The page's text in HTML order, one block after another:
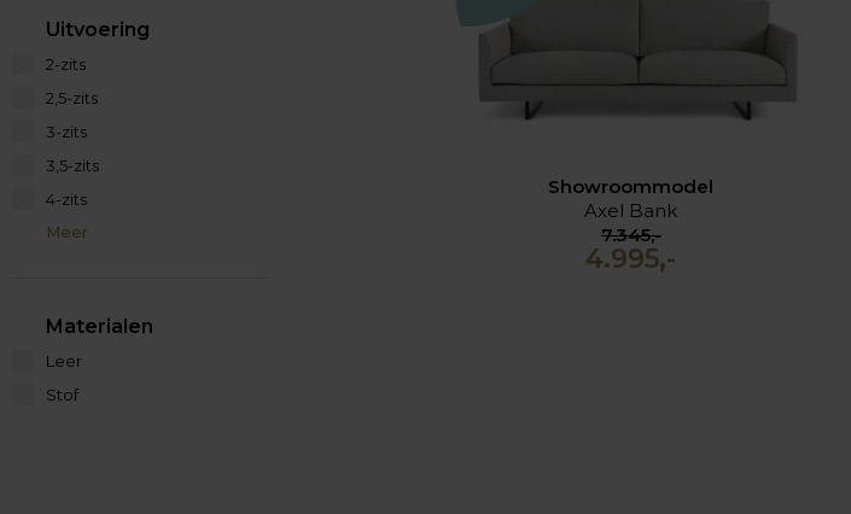
Uitvoering
2-zits
2,5-zits
3-zits
3,5-zits
4-zits
Meer
Materialen
Leer
Stof
Showroommodel
Axel Bank
7.345,-
4.995,-